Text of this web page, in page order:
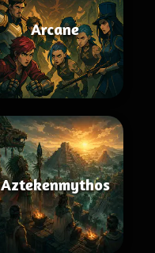
Arcane
Aztekenmythos